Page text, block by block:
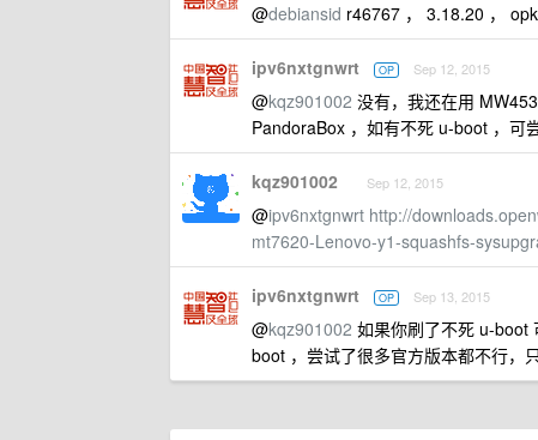
@debiansid r46767 ， 3.18.20 ，
ipv6nxtgnwrt OP Sep 12, 2015
@kqz901002 没有，我还在用
PandoraBox ，如有不死 u-boot ，可
kqz901002 Sep 12, 2015
@ipv6nxtgnwrt http://
mt7620-Lenovo-y1-squashfs-
ipv6nxtgnwrt OP Sep 13, 2015
@kqz901002 如果你刷了不死 u-boot
boot ，尝试了很多官方版本都不行，